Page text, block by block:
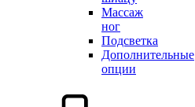
Массаж
ног
Подсветка
Дополнительные
опции